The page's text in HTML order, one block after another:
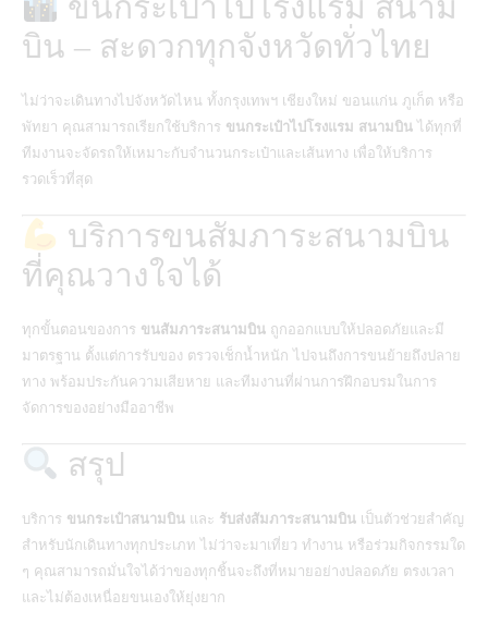
บิน – สะดวกทุกจังหวัดทั่วไทย
ไม่ว่าจะเดินทางไปจังหวัดไหน ทั้งกรุงเทพฯ เชียงใหม่ ขอนแก่น ภูเก็ต หรือ
พัทยา คุณสามารถเรียกใช้บริการ ขนกระเป๋าไปโรงแรม สนามบิน ได้ทุกที่
ทีมงานจะจัดรถให้เหมาะกับจำนวนกระเป๋าและเส้นทาง เพื่อให้บริการ
รวดเร็วที่สุด
บริการขนสัมภาระสนามบิน
ที่คุณวางใจได้
ทุกขั้นตอนของการ ขนสัมภาระสนามบิน ถูกออกแบบให้ปลอดภัยและมี
มาตรฐาน ตั้งแต่การรับของ ตรวจเช็กน้ำหนัก ไปจนถึงการขนย้ายถึงปลาย
ทาง พร้อมประกันความเสียหาย และทีมงานที่ผ่านการฝึกอบรมในการ
จัดการของอย่างมืออาชีพ
สรุป
บริการ ขนกระเป๋าสนามบิน และ รับส่งสัมภาระสนามบิน เป็นตัวช่วยสำคัญ
สำหรับนักเดินทางทุกประเภท ไม่ว่าจะมาเที่ยว ทำงาน หรือร่วมกิจกรรมใด
ๆ คุณสามารถมั่นใจได้ว่าของทุกชิ้นจะถึงที่หมายอย่างปลอดภัย ตรงเวลา
และไม่ต้องเหนื่อยขนเองให้ยุ่งยาก